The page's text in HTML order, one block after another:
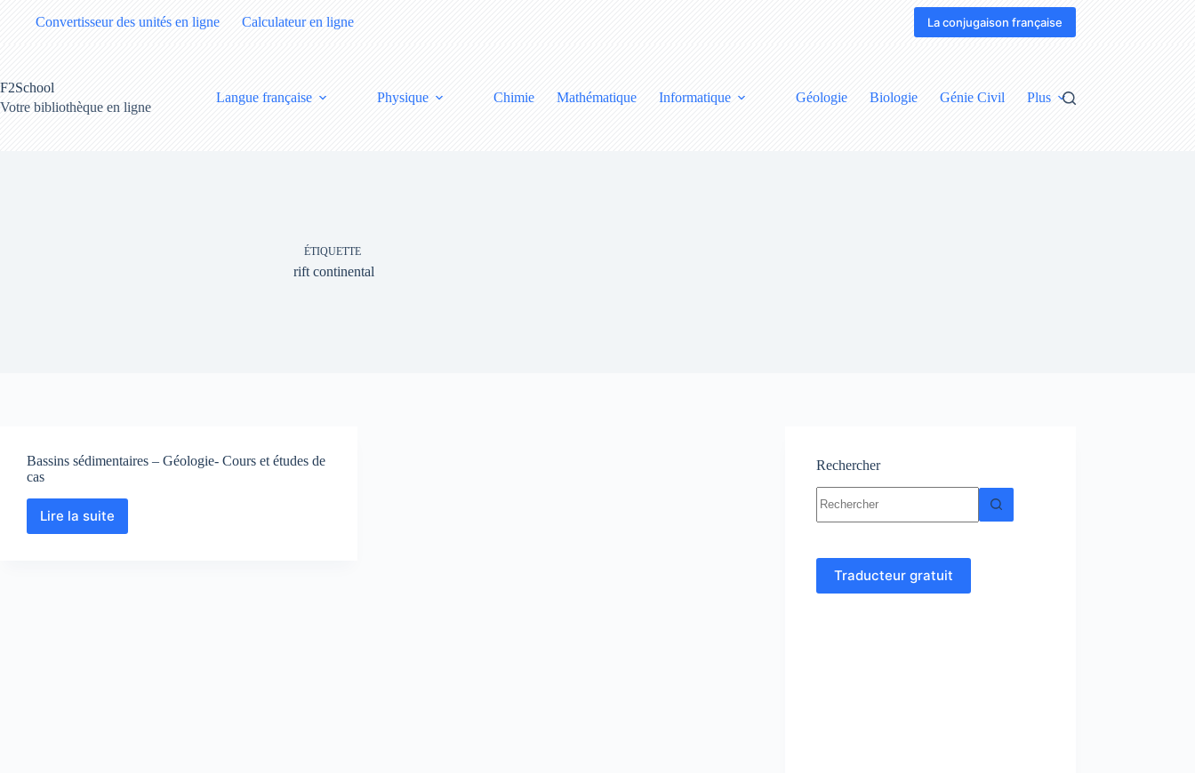
Convertisseur des unités en ligne Calculateur en ligne La conjugaison française
F2School
Votre bibliothèque en ligne
Langue française Physique Chimie Mathématique Informatique Géologie Biologie Génie Civil Plus
ÉTIQUETTE
rift continental
Bassins sédimentaires – Géologie- Cours et études de
cas
Lire la suite
Bassins
Rechercher
résultat
Traducteur gratuit